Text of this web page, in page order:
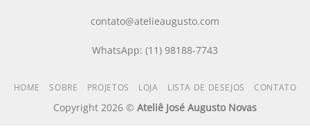
contato@atelieaugusto.com
WhatsApp: (11) 98188-7743
HOME SOBRE PROJETOS LOJA LISTA DE DESEJOS CONTATO
Copyright 2026 © Ateliê José Augusto Novas